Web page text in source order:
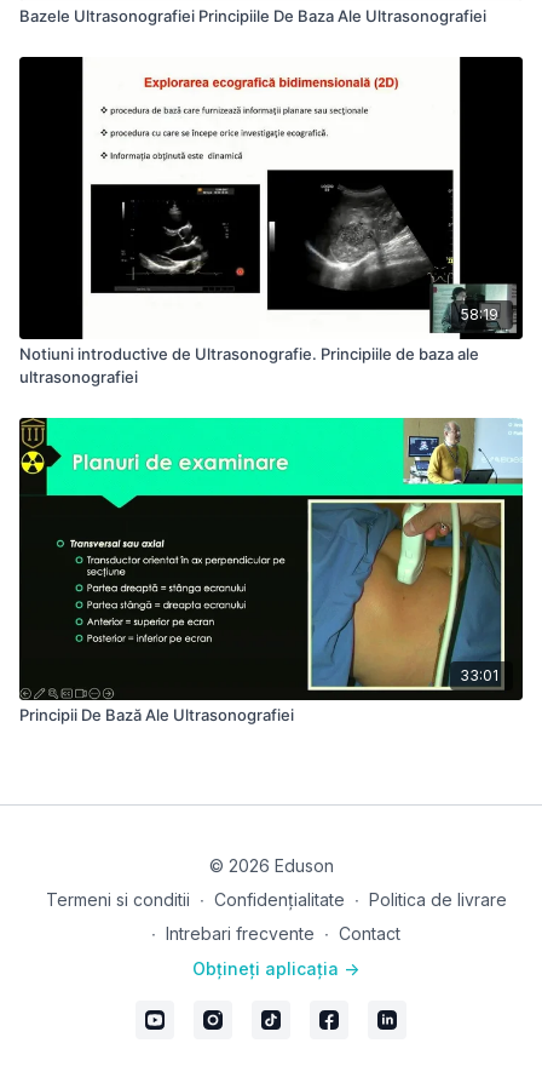
Bazele Ultrasonografiei Principiile De Baza Ale Ultrasonografiei
58:19
Notiuni introductive de Ultrasonografie. Principiile de baza ale
ultrasonografiei
33:01
Principii De Bază Ale Ultrasonografiei
© 2026 Eduson
Termeni si conditii ∙ Confidențialitate ∙ Politica de livrare
∙ Intrebari frecvente ∙ Contact
Obțineți aplicația ->